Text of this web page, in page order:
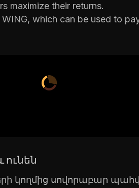
maximize their returns.
which can be used to
also be used to participate in
Finance has become one
կողմից սովորաբար